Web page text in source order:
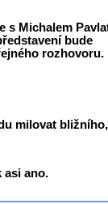
s Michalem
bude
rozhovoru.
milovat
asi ano.